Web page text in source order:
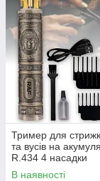
Тример для
та вусів на
R.434 4 насадки
В наявності